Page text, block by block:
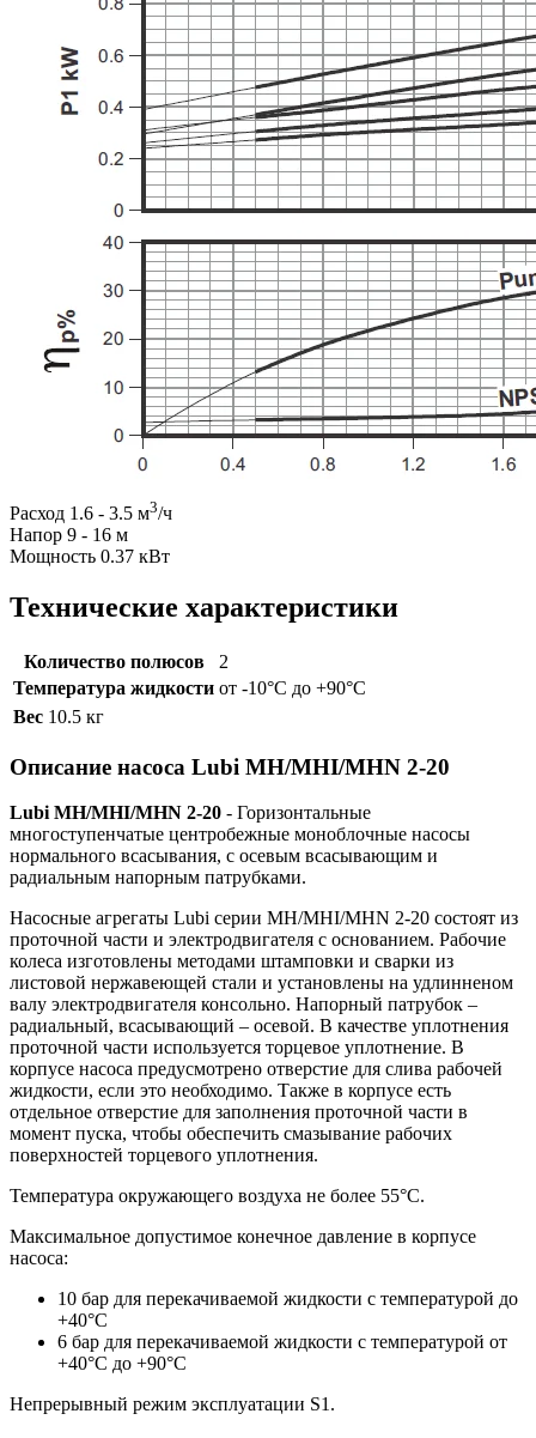
Расход 1.6 - 3.5 м3/ч
Напор 9 - 16 м
Мощность 0.37 кВт
Технические характеристики
Количество полюсов
2
Температура жидкости от -10°C до +90°C
Вес 10.5 кг
Описание насоса Lubi MH/MHI/MHN 2-20
Lubi MH/MHI/MHN 2-20 - Горизонтальные
многоступенчатые центробежные моноблочные насосы
нормального всасывания, с осевым всасывающим и
радиальным напорным патрубками.
Насосные агрегаты Lubi серии MH/MHI/MHN 2-20 состоят из
проточной части и электродвигателя с основанием. Рабочие
колеса изготовлены методами штамповки и сварки из
листовой нержавеющей стали и установлены на удлинненом
валу электродвигателя консольно. Напорный патрубок –
радиальный, всасывающий – осевой. В качестве уплотнения
проточной части используется торцевое уплотнение. В
корпусе насоса предусмотрено отверстие для слива рабочей
жидкости, если это необходимо. Также в корпусе есть
отдельное отверстие для заполнения проточной части в
момент пуска, чтобы обеспечить смазывание рабочих
поверхностей торцевого уплотнения.
Температура окружающего воздуха не более 55°C.
Максимальное допустимое конечное давление в корпусе
насоса:
10 бар для перекачиваемой жидкости с температурой до
+40°C
6 бар для перекачиваемой жидкости с температурой от
+40°C до +90°C
Непрерывный режим эксплуатации S1.